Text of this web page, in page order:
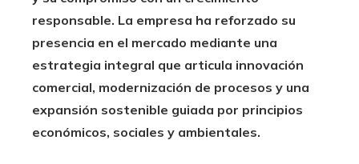
responsable. La empresa ha reforzado su
presencia en el mercado mediante una
estrategia integral que articula innovación
comercial, modernización de procesos y una
expansión sostenible guiada por principios
económicos, sociales y ambientales.